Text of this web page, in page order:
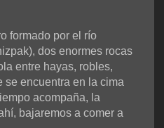
formado por el río
dos enormes rocas
entre hayas, robles,
se encuentra en la cima
acompaña, la
bajaremos a comer a